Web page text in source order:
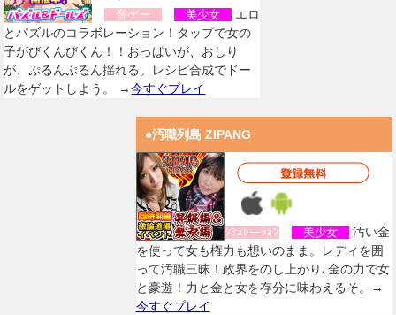
音ゲー 美少女
エロ
とパズルのコラボレーション！タップで女の
子がびくんびくん！！おっぱいが、おしり
が、ぷるんぷるん揺れる。レシピ合成でドー
ルをゲットしよう。 →今すぐプレイ
●汚職列島 ZIPANG
ｼﾐｭﾚーｼｮﾝ 美少女
汚い金
を使って女も権力も想いのまま。レディを囲
って汚職三昧！政界をのし上がり､金の力で女
と豪遊！力と金と女を存分に味わえるそ。→
今すぐプレイ